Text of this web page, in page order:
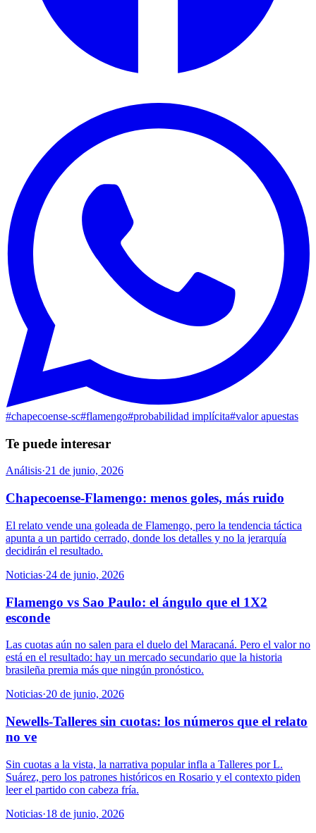
#chapecoense-sc#flamengo#probabilidad implícita#valor apuestas
Te puede interesar
Análisis·21 de junio, 2026
Chapecoense-Flamengo: menos goles, más ruido
El relato vende una goleada de Flamengo, pero la tendencia táctica
apunta a un partido cerrado, donde los detalles y no la jerarquía
decidirán el resultado.
Noticias·24 de junio, 2026
Flamengo vs Sao Paulo: el ángulo que el 1X2
esconde
Las cuotas aún no salen para el duelo del Maracaná. Pero el valor no
está en el resultado: hay un mercado secundario que la historia
brasileña premia más que ningún pronóstico.
Noticias·20 de junio, 2026
Newells-Talleres sin cuotas: los números que el relato
no ve
Sin cuotas a la vista, la narrativa popular infla a Talleres por L.
Suárez, pero los patrones históricos en Rosario y el contexto piden
leer el partido con cabeza fría.
Noticias·18 de junio, 2026